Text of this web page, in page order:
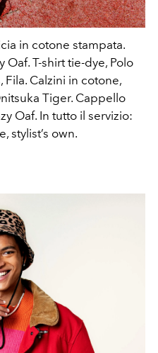
in cotone stampata.
Oaf. T-shirt tie-dye, Polo
Fila. Calzini in cotone,
Tiger. Cappello
Oaf. In tutto il servizio:
stylist’s own.